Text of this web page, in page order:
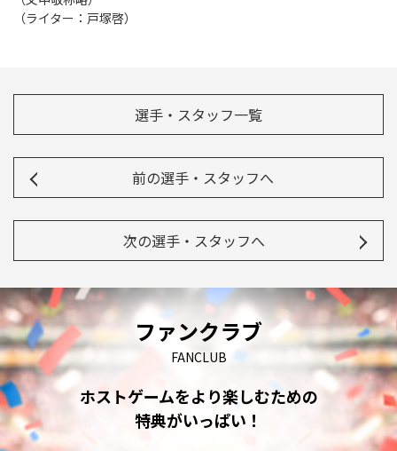
（ライター：戸塚啓）
選手・スタッフ一覧
前の選手・スタッフへ
次の選手・スタッフへ
ファンクラブ
FANCLUB
ホストゲームをより楽しむための
特典がいっぱい！